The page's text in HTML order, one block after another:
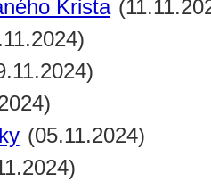
Krista
(05.11.2024)